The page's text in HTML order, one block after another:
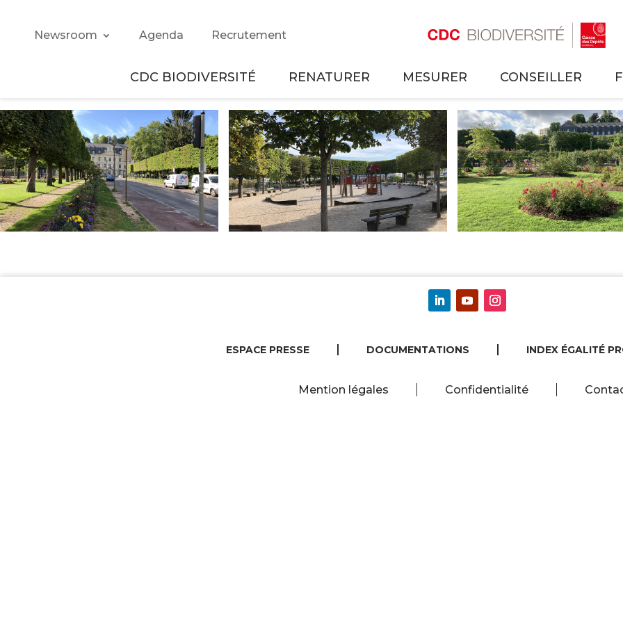
Newsroom Agenda Recrutement
CDC BIODIVERSITÉ RENATURER MESURER CONSEILLER
ESPACE PRESSE DOCUMENTATIONS INDEX ÉGALITÉ
Mention légales Confidentialité